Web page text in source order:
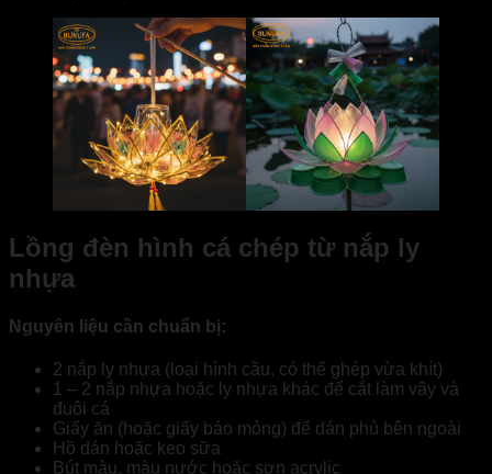
Lồng đèn hình cá chép từ nắp ly
nhựa
Nguyên liệu cần chuẩn bị:
2 nắp ly nhựa (loại hình cầu, có thể ghép vừa khít)
1 – 2 nắp nhựa hoặc ly nhựa khác để cắt làm vây và
đuôi cá
Giấy ăn (hoặc giấy báo mỏng) để dán phủ bên ngoài
Hồ dán hoặc keo sữa
Bút màu, màu nước hoặc sơn acrylic